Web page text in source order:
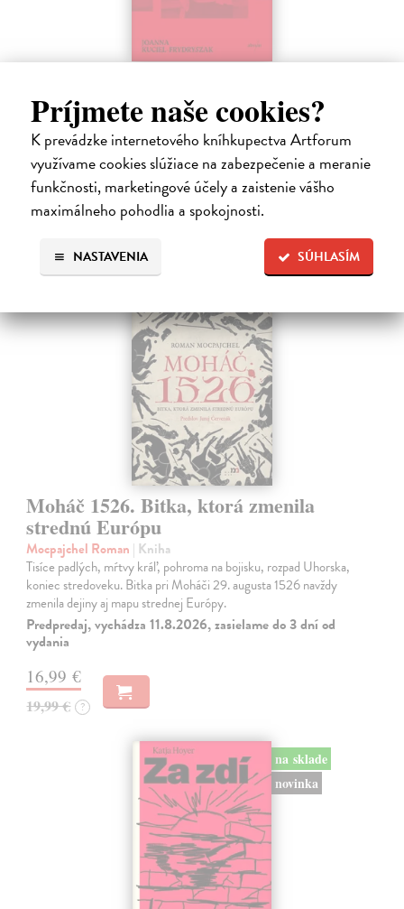
Príjmete naše cookies?
K prevádzke internetového kníhkupectva Artforum
využívame cookies slúžiace na zabezpečenie a meranie
funkčnosti, marketingové účely a zaistenie vášho
maximálneho pohodlia a spokojnosti.
SÚHLASÍM
NASTAVENIA
Kuciel-Frydryszak Joanna | Kniha
„Neplač, dieťa moje. Každá žena je otrokyňa, tak ani ty nebudeš
vyvolená,“ hovorí babka svojej mladej vnučke.
Na sklade ?
23,66 €
Moháč 1526. Bitka, ktorá zmenila
strednú Európu
Mocpajchel Roman | Kniha
Tisíce padlých, mŕtvy kráľ, pohroma na bojisku, rozpad Uhorska,
koniec stredoveku. Bitka pri Moháči 29. augusta 1526 navždy
zmenila dejiny aj mapu strednej Európy.
Predpredaj, vychádza 11.8.2026, zasielame do 3 dní od
vydania
16,99 €
19,99 € ?
na sklade
novinka